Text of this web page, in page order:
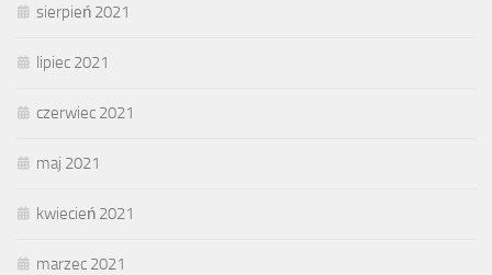
sierpień 2021
lipiec 2021
czerwiec 2021
maj 2021
kwiecień 2021
marzec 2021